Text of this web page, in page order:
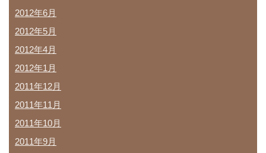
2012年6月
2012年5月
2012年4月
2012年1月
2011年12月
2011年11月
2011年10月
2011年9月